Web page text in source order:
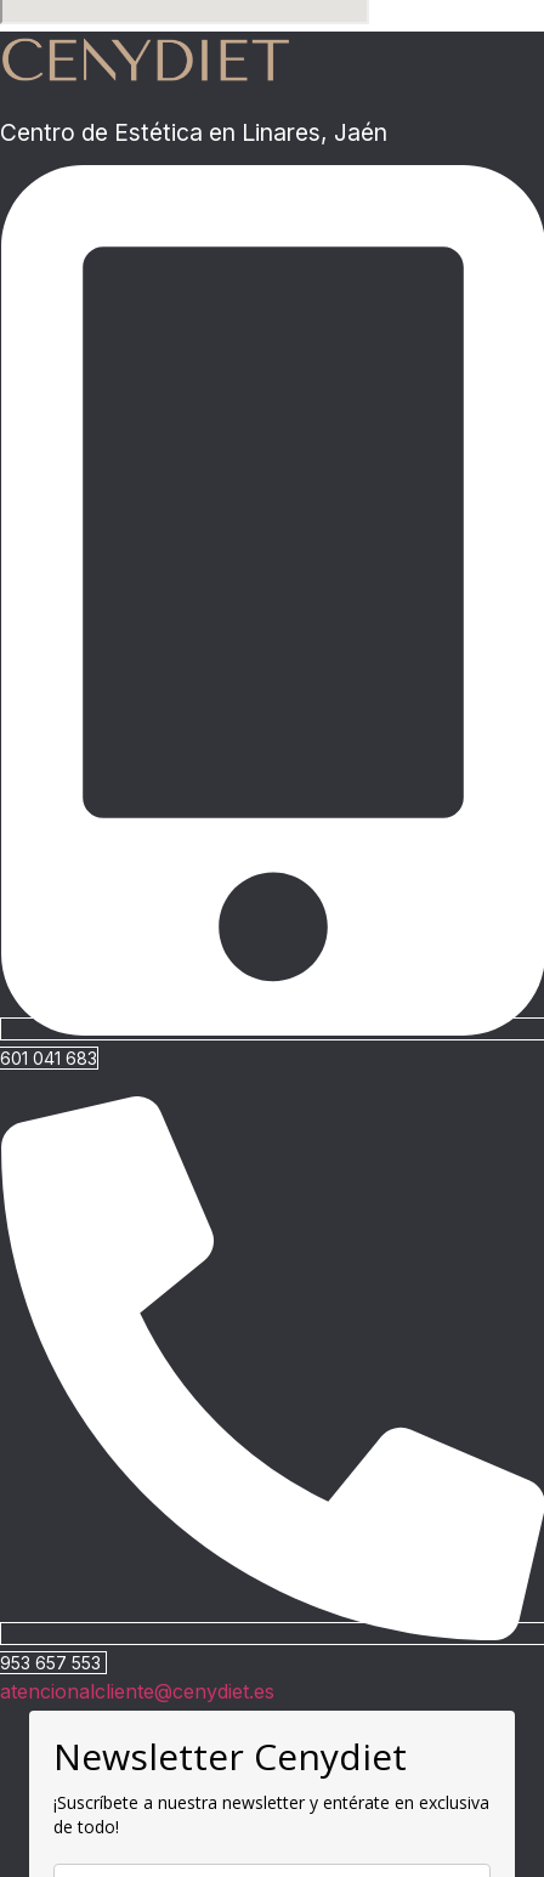
Centro de Estética en Linares, Jaén
601 041 683
953 657 553
atencionalcliente@cenydiet.es
Newsletter Cenydiet
¡Suscríbete a nuestra newsletter y entérate en exclusiva
de todo!